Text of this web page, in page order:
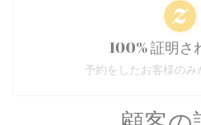
100% 証明さ
予約をしたお客様のみ